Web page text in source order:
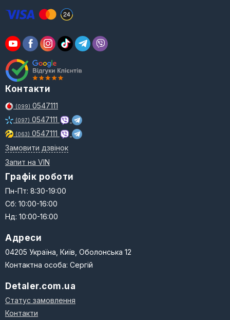
Контакти
(099) 0547111
(097) 0547111
(063) 0547111
Замовити дзвінок
Запит на VIN
Графік роботи
Пн-Пт: 8:30-19:00
Сб: 10:00-16:00
Нд: 10:00-16:00
Адреси
04205 Україна, Київ, Оболонська 12
Контактна особа: Сергій
Detaler.com.ua
Статус замовлення
Контакти